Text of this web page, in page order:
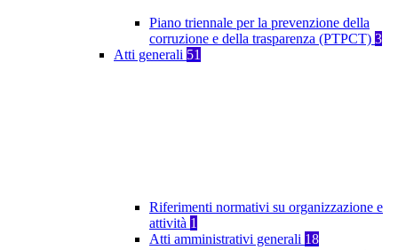
Piano triennale per la prevenzione della
corruzione e della trasparenza (PTPCT) 3
Atti generali 51
Riferimenti normativi su organizzazione e
attività 1
Atti amministrativi generali 18